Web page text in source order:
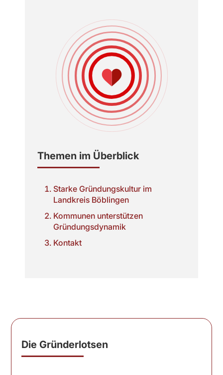
Themen im Überblick
Starke Gründungskultur im
Landkreis Böblingen
Kommunen unterstützen
Gründungsdynamik
Kontakt
Die Gründerlotsen